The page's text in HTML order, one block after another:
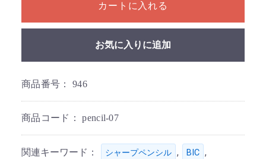
カートに入れる
お気に入りに追加
商品番号： 946
商品コード：pencil-07
関連キーワード： シャープペンシル , BIC ,